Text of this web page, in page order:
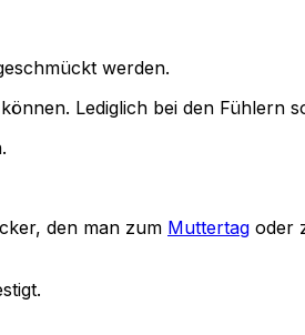
werden.
Lediglich bei den Fühlern
den man zum Muttertag oder